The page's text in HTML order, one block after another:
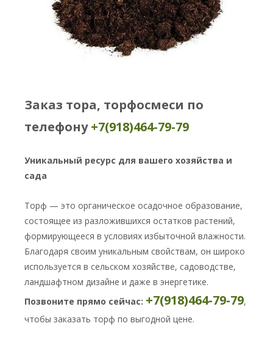
Заказ тора, торфосмеси по
телефону+7(918)464-79-79
Уникальный ресурс для вашего хозяйства и
сада
Торф — это органическое осадочное образование,
состоящее из разложившихся остатков растений,
формирующееся в условиях избыточной влажности.
Благодаря своим уникальным свойствам, он широко
используется в сельском хозяйстве, садоводстве,
ландшафтном дизайне и даже в энергетике.
Позвоните прямо сейчас: +7(918)464-79-79,
чтобы заказать торф по выгодной цене.